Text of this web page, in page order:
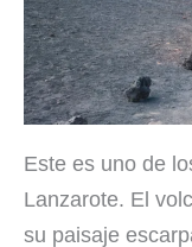
Este es uno de
Lanzarote. El
su paisaje